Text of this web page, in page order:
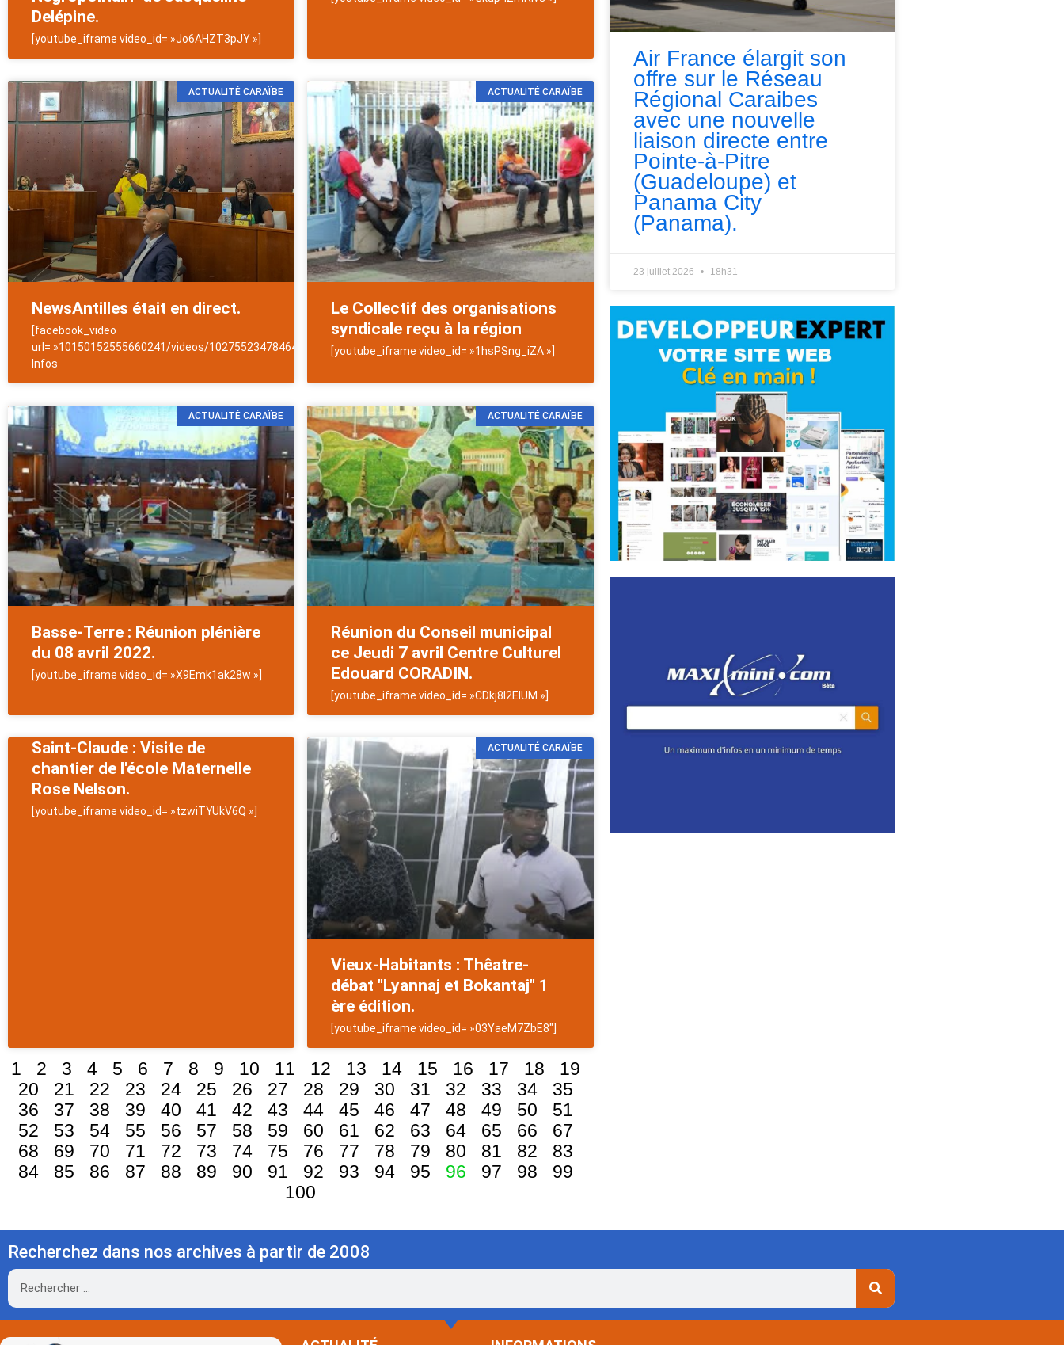
Delépine.
[youtube_iframe video_id= »Jo6AHZT3pJY »]
ACTUALITÉ CARAÏBE
NewsAntilles était en direct.
[facebook_video
url= »10150152555660241/videos/1027552347846425/ »]NewsAntilles
Infos
ACTUALITÉ CARAÏBE
Le Collectif des organisations
syndicale reçu à la région
[youtube_iframe video_id= »1hsPSng_iZA »]
ACTUALITÉ CARAÏBE
Basse-Terre : Réunion plénière
du 08 avril 2022.
[youtube_iframe video_id= »X9Emk1ak28w »]
ACTUALITÉ CARAÏBE
Réunion du Conseil municipal
ce Jeudi 7 avril Centre Culturel
Edouard CORADIN.
[youtube_iframe video_id= »CDkj8I2EIUM »]
Saint-Claude : Visite de
chantier de l'école Maternelle
Rose Nelson.
[youtube_iframe video_id= »tzwiTYUkV6Q »]
ACTUALITÉ CARAÏBE
Vieux-Habitants : Thêatre-
débat "Lyannaj et Bokantaj" 1
ère édition.
[youtube_iframe video_id= »03YaeM7ZbE8″]
1 2 3 4 5 6 7 8 9 10 11 12 13 14 15 16 17 18
19
20
21 22 23 24 25 26 27 28 29 30 31 32 33 34
35
36
37 38 39 40 41 42 43 44 45 46 47 48 49 50
51
52
53 54 55 56 57 58 59 60 61 62 63 64 65 66
67
68
69 70 71 72 73 74 75 76 77 78 79 80 81 82
83
84
85 86 87 88 89 90 91 92 93 94 95 96 97 98
99
100
Air France élargit son
offre sur le Réseau
Régional Caraibes
avec une nouvelle
liaison directe entre
Pointe-à-Pitre
(Guadeloupe) et
Panama City
(Panama).
23 juillet 2026 18h31
Recherchez dans nos archives à partir de 2008
Rechercher